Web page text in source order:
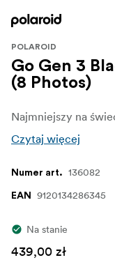
POLAROID
Go Gen 3
(8 Photos)
Czytaj więcej
Numer art. 136082
EAN 9120134286345
Na stanie
439,00 zł